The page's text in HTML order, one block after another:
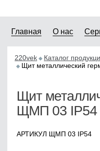
Главная О нас
220vek Каталог
Щит металлический
Щит
ЩМП 03 IP54
АРТИКУЛ ЩМП 03 IP54